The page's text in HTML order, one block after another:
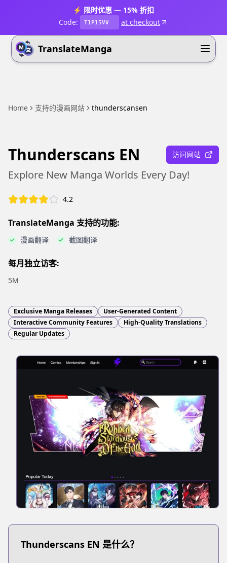
⚡ 限时优惠 — 15% 折扣
Code:
T1P15VV at checkout
TranslateManga
Home 支持的漫画网站 thunderscansen
Thunderscans EN 访问网站
Explore New Manga Worlds Every Day!
4.2
TranslateManga 支持的功能:
漫画翻译 截图翻译
每月独立访客:
5M
Exclusive Manga Releases
User-Generated Content
Interactive Community Features
High-Quality Translations
Regular Updates
Thunderscans EN 是什么？